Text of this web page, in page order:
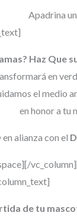
Apadrina
Haz Que
en
el medio
en honor a tu
en alianza con el
de tu